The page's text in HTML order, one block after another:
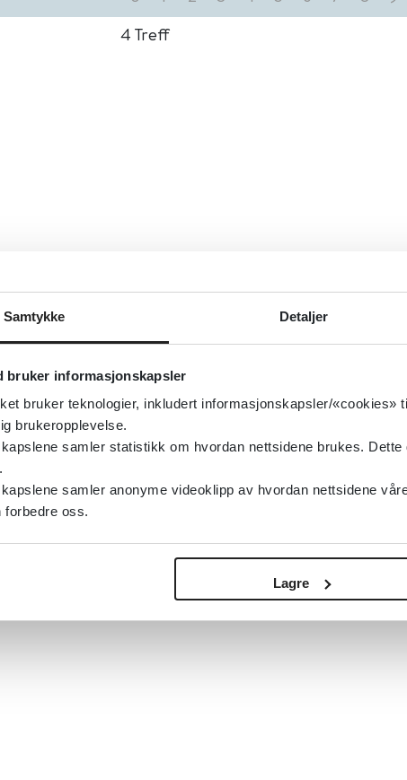
Samtykke Detaljer
bruker informasjonskapsler
bruker teknologier, inkludert informasjonskapsler/«cookies»
brukeropplevelse.
samler statistikk om hvordan nettsidene brukes.
samler anonyme videoklipp av hvordan nettsidene
forbedre oss.
Lagre
4 Treff